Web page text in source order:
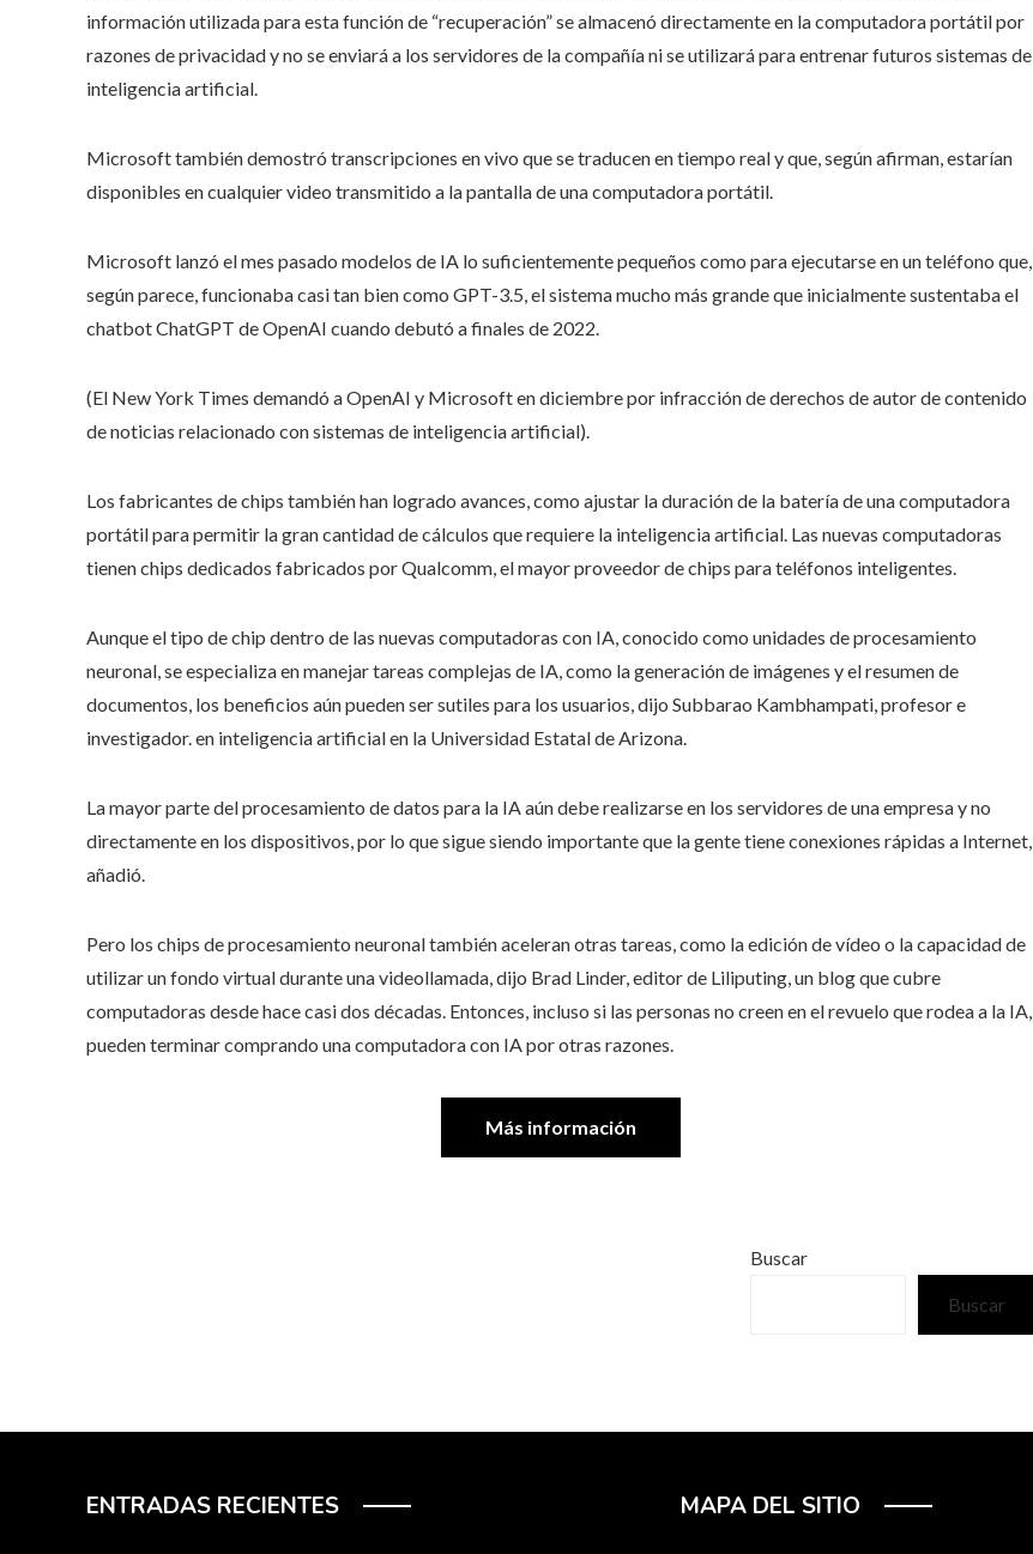
información utilizada para esta función de “recuperación” se almacenó directamente en la computadora portátil por
razones de privacidad y no se enviará a los servidores de la compañía ni se utilizará para entrenar futuros sistemas de
inteligencia artificial.
Microsoft también demostró transcripciones en vivo que se traducen en tiempo real y que, según afirman, estarían
disponibles en cualquier video transmitido a la pantalla de una computadora portátil.
Microsoft lanzó el mes pasado modelos de IA lo suficientemente pequeños como para ejecutarse en un teléfono que,
según parece, funcionaba casi tan bien como GPT-3.5, el sistema mucho más grande que inicialmente sustentaba el
chatbot ChatGPT de OpenAI cuando debutó a finales de 2022.
(El New York Times demandó a OpenAI y Microsoft en diciembre por infracción de derechos de autor de contenido
de noticias relacionado con sistemas de inteligencia artificial).
Los fabricantes de chips también han logrado avances, como ajustar la duración de la batería de una computadora
portátil para permitir la gran cantidad de cálculos que requiere la inteligencia artificial. Las nuevas computadoras
tienen chips dedicados fabricados por Qualcomm, el mayor proveedor de chips para teléfonos inteligentes.
Aunque el tipo de chip dentro de las nuevas computadoras con IA, conocido como unidades de procesamiento
neuronal, se especializa en manejar tareas complejas de IA, como la generación de imágenes y el resumen de
documentos, los beneficios aún pueden ser sutiles para los usuarios, dijo Subbarao Kambhampati, profesor e
investigador. en inteligencia artificial en la Universidad Estatal de Arizona.
La mayor parte del procesamiento de datos para la IA aún debe realizarse en los servidores de una empresa y no
directamente en los dispositivos, por lo que sigue siendo importante que la gente tiene conexiones rápidas a Internet,
añadió.
Pero los chips de procesamiento neuronal también aceleran otras tareas, como la edición de vídeo o la capacidad de
utilizar un fondo virtual durante una videollamada, dijo Brad Linder, editor de Liliputing, un blog que cubre
computadoras desde hace casi dos décadas. Entonces, incluso si las personas no creen en el revuelo que rodea a la IA,
pueden terminar comprando una computadora con IA por otras razones.
Más información
Buscar
Buscar
ENTRADAS RECIENTES MAPA DEL SITIO